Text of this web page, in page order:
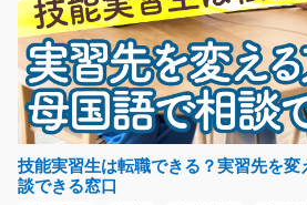
食品のピッキングや検品のお仕
《朝はゆっくり出勤出来ます》扶
迎！週3日～勤務可♪大…
長期（3ヶ月以上）
技能実習生は転職できる？実習先を変
談できる窓口